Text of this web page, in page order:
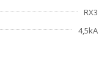
RX3
4,5kA